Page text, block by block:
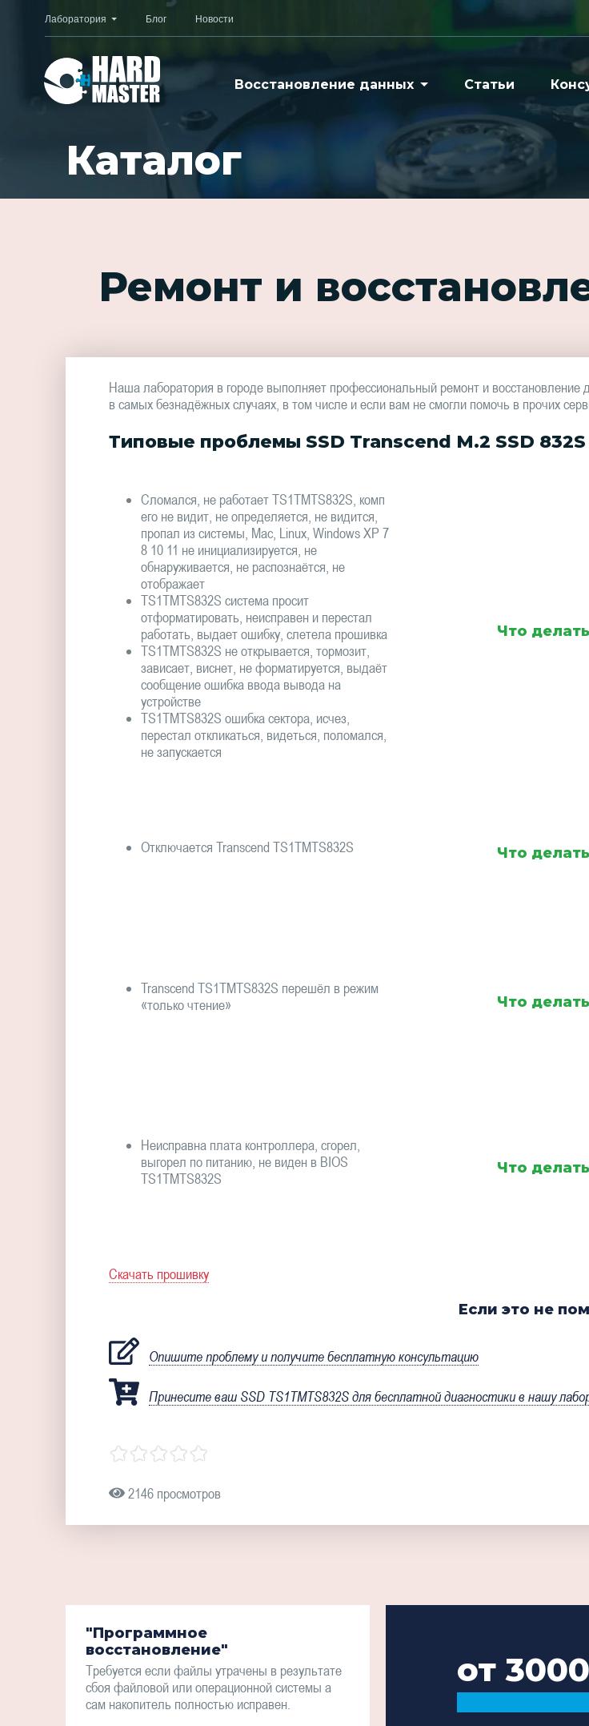
Восстановление данных Статьи
Лаборатория Блог Новости
Каталог
Ремонт и
Наша лаборатория в городе выполняет профессиональный ремонт и
в самых безнадёжных случаях, в том числе и если вам не смогли помочь в прочих
Типовые проблемы SSD Transcend M.2 SSD 832S
Сломался, не работает TS1TMTS832S, комп
его не видит, не определяется, не видится,
пропал из системы, Mac, Linux, Windows XP 7
8 10 11 не инициализируется, не
обнаруживается, не распознаётся, не
отображает
TS1TMTS832S система просит
отформатировать, неисправен и перестал
работать, выдает ошибку, слетела прошивка
TS1TMTS832S не открывается, тормозит,
зависает, виснет, не форматируется, выдаёт
сообщение ошибка ввода вывода на
устройстве
TS1TMTS832S ошибка сектора, исчез,
перестал откликаться, видеться, поломался,
не запускается
Что
Отключается Transcend TS1TMTS832S Что
Transcend TS1TMTS832S перешёл в режим
«только чтение»
Что
Неисправна плата контроллера, сгорел,
выгорел по питанию, не виден в BIOS
TS1TMTS832S
Что
Скачать прошивку
Если это не
Опишите проблему и получите бесплатную консультацию
Принесите ваш SSD TS1TMTS832S для бесплатной диагностики в нашу
2146 просмотров
"Программное
восстановление"
Требуется если файлы утрачены в результате
сбоя файловой или операционной системы а
сам накопитель полностью исправен.
от 3000